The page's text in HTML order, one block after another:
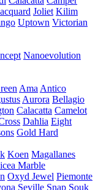
Joliet Kilim
Uptown Victorian
Nanoevolution
Ama Antico
Aurora Bellagio
Calacatta Camelot
Dahlia Eight
Gold Hard
Koen Magallanes
Marble
Oxyd Jewel Piemonte
Seville Snap Souk